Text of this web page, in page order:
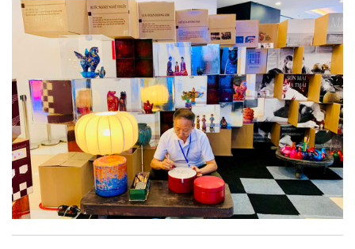
sản. Từ những cuộc “kết duyên” đầy cảm hứng ấy, Hà Nội đang
khơi thông mạch ngầm của hệ sinh thái thủ công, biến vốn cổ
thành động lực bền vững cho tương lai.